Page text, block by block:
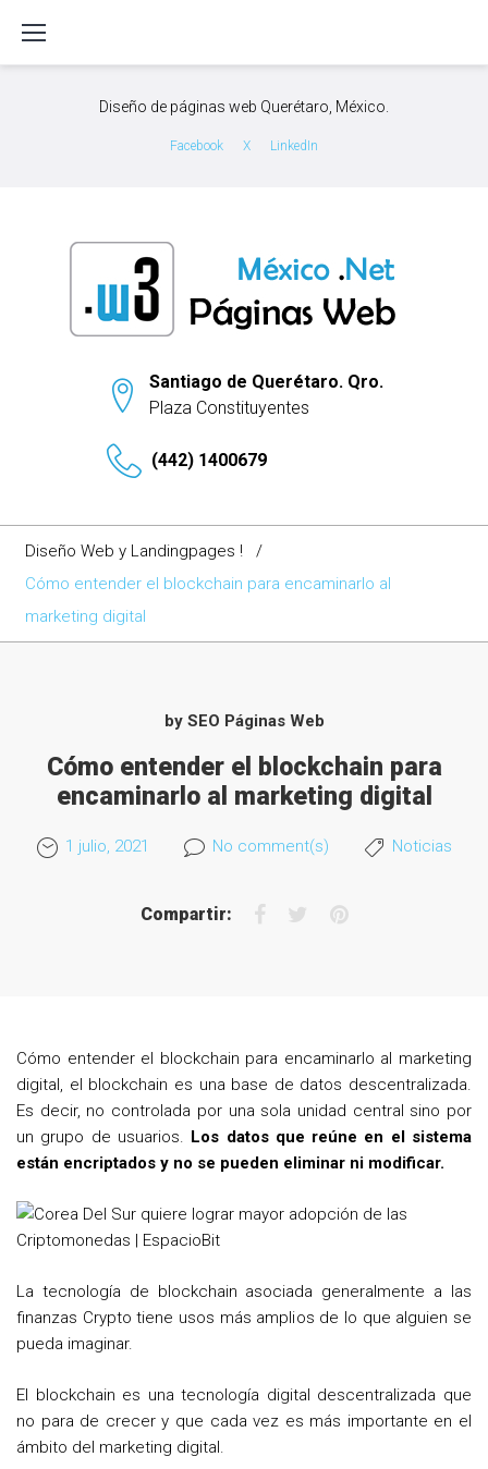
i
Diseño de páginas web Querétaro, México.
Facebook X LinkedIn
Santiago de Querétaro. Qro.
Plaza Constituyentes
(442) 1400679
Diseño Web y Landingpages !
/
Cómo entender el blockchain para encaminarlo al
marketing digital
by SEO Páginas Web
Cómo entender el blockchain para
encaminarlo al marketing digital
1 julio, 2021 No comment(s) Noticias
Compartir:
o
o
k
e
r
P
r
e
s
t
Cómo entender el blockchain para encaminarlo al marketing
digital, el blockchain es una base de datos descentralizada.
Es decir, no controlada por una sola unidad central sino por
un grupo de usuarios. Los datos que reúne en el sistema
están encriptados y no se pueden eliminar ni modificar.
La tecnología de blockchain asociada generalmente a las
finanzas Crypto tiene usos más amplios de lo que alguien se
pueda imaginar.
El blockchain es una tecnología digital descentralizada que
no para de crecer y que cada vez es más importante en el
ámbito del marketing digital.